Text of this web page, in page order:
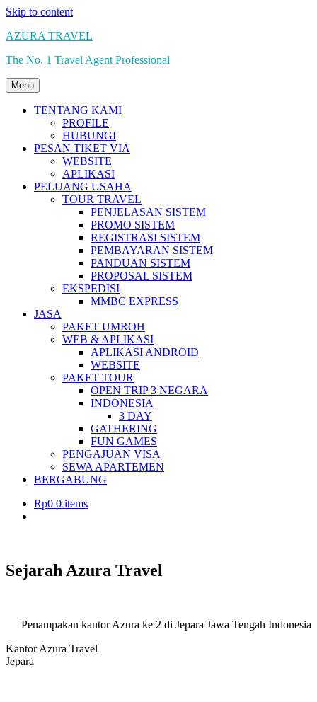
Skip to content
AZURA TRAVEL
The No. 1 Travel Agent Professional
Menu
TENTANG KAMI
PROFILE
HUBUNGI
PESAN TIKET VIA
WEBSITE
APLIKASI
PELUANG USAHA
TOUR TRAVEL
PENJELASAN SISTEM
PROMO SISTEM
REGISTRASI SISTEM
PEMBAYARAN SISTEM
PANDUAN SISTEM
PROPOSAL SISTEM
EKSPEDISI
MMBC EXPRESS
JASA
PAKET UMROH
WEB & APLIKASI
APLIKASI ANDROID
WEBSITE
PAKET TOUR
OPEN TRIP 3 NEGARA
INDONESIA
3 DAY
GATHERING
FUN GAMES
PENGAJUAN VISA
SEWA APARTEMEN
BERGABUNG
Rp0 0 items
Sejarah Azura Travel
Penampakan kantor Azura ke 2 di Jepara Jawa Tengah Indonesia
Kantor Azura Travel
Jepara